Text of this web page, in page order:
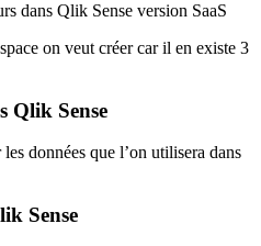
on veut créer car il en existe 3
Qlik Sense
données que l’on utilisera dans
Sense